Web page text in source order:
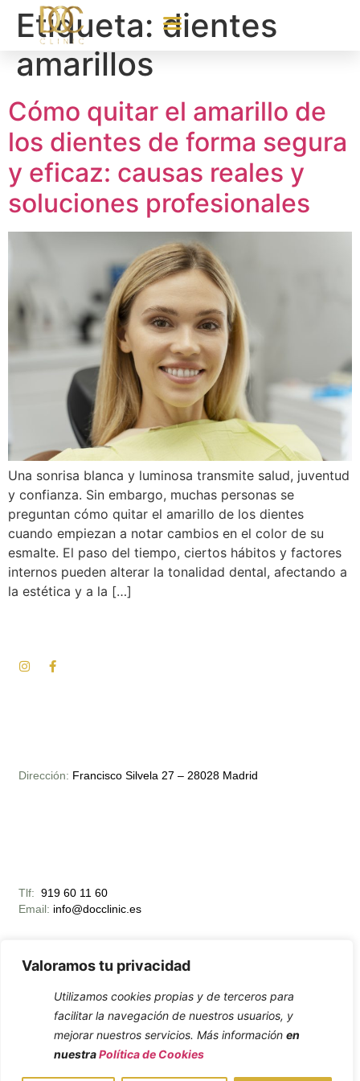
Valoramos tu privacidad
Utilizamos cookies propias y de terceros para
facilitar la navegación de nuestros usuarios, y
mejorar nuestros servicios. Más información en
nuestraPolítica de Cookies
Etiqueta: dientes
amarillos
Cómo quitar el amarillo de
los dientes de forma segura
y eficaz: causas reales y
soluciones profesionales
Una sonrisa blanca y luminosa transmite salud, juventud
y confianza. Sin embargo, muchas personas se
preguntan cómo quitar el amarillo de los dientes
cuando empiezan a notar cambios en el color de su
esmalte. El paso del tiempo, ciertos hábitos y factores
internos pueden alterar la tonalidad dental, afectando a
la estética y a la […]
Lunes – Viernes 10:00 – 19:00
Tlf: 919 60 11 60
Email: info@docclinic.es
Dirección: Francisco Silvela 27 – 28028 Madrid